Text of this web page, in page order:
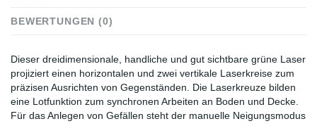
BEWERTUNGEN (0)
Dieser dreidimensionale, handliche und gut sichtbare grüne Laser
projiziert einen horizontalen und zwei vertikale Laserkreise zum
präzisen Ausrichten von Gegenständen. Die Laserkreuze bilden
eine Lotfunktion zum synchronen Arbeiten an Boden und Decke.
Für das Anlegen von Gefällen steht der manuelle Neigungsmodus